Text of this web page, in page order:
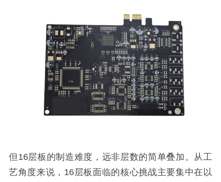
但16层板的制造难度，远非层数的简单叠加。从工
艺角度来说，16层板面临的核心挑战主要集中在以